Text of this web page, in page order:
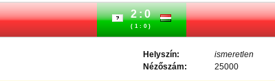
2:0
(1:0)
Helyszín:
ismeretlen
Nézőszám: 25000